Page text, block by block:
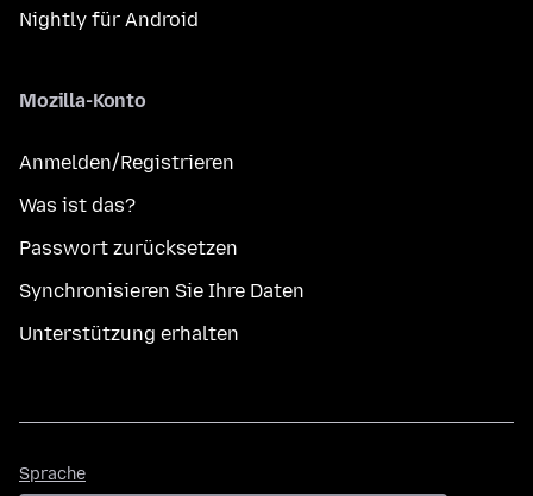
Nightly für Android
Mozilla-Konto
Anmelden/Registrieren
Was ist das?
Passwort zurücksetzen
Synchronisieren Sie Ihre Daten
Unterstützung erhalten
Sprache